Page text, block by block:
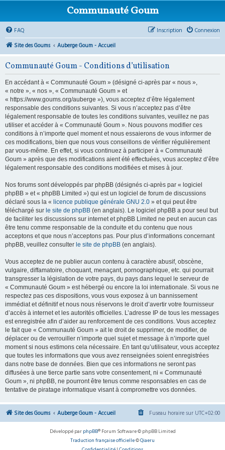
Communauté Goum
FAQ Connexion
Inscription
Site des Goums
Auberge Goum - Accueil
Communauté Goum - Conditions d’utilisation
En accédant à « Communauté Goum » (désigné ci-après par « nous »,
« notre », « nos », « Communauté Goum » et
« https://www.goums.org/auberge »), vous acceptez d’être légalement
responsable des conditions suivantes. Si vous n’acceptez pas d’être
légalement responsable de toutes les conditions suivantes, veuillez ne pas
utiliser et accéder à « Communauté Goum ». Nous pouvons modifier ces
conditions à n’importe quel moment et nous essaierons de vous informer de
ces modifications, bien que nous vous conseillons de vérifier régulièrement
par vous-même. En effet, si vous continuez à participer à « Communauté
Goum » après que des modifications aient été effectuées, vous acceptez d’être
légalement responsable des conditions modifiées et mises à jour.
Nos forums sont développés par phpBB (désignés ci-après par « logiciel
phpBB » et « phpBB Limited ») qui est un logiciel de forum de discussions
déclaré sous la « licence publique générale GNU 2.0 » et qui peut être
téléchargé sur le site de phpBB (en anglais). Le logiciel phpBB a pour seul but
de faciliter les discussions sur internet et phpBB Limited ne peut en aucun cas
être tenu comme responsable de la conduite et du contenu que nous
acceptons et que nous n’acceptons pas. Pour plus d’informations concernant
phpBB, veuillez consulter le site de phpBB (en anglais).
Vous acceptez de ne publier aucun contenu à caractère abusif, obscène,
vulgaire, diffamatoire, choquant, menaçant, pornographique, etc. qui pourrait
transgresser la législation de votre pays, du pays dans lequel le serveur de
« Communauté Goum » est hébergé ou encore la loi internationale. Si vous ne
respectez pas ces dispositions, vous vous exposez à un bannissement
immédiat et définitif et nous nous réservons le droit d’avertir votre fournisseur
d’accès à internet et les autorités officielles. L’adresse IP de tous les messages
est enregistrée afin d’aider au renforcement de ces conditions. Vous acceptez
le fait que « Communauté Goum » ait le droit de supprimer, de modifier, de
déplacer ou de verrouiller n’importe quel sujet et message à n’importe quel
moment si nous estimons cela nécessaire. En tant qu’utilisateur, vous acceptez
que toutes les informations que vous avez renseignées soient enregistrées
dans notre base de données. Bien que ces informations ne seront pas
diffusées à une tierce partie sans votre consentement, ni « Communauté
Goum », ni phpBB, ne pourront être tenus comme responsables en cas de
tentative de piratage informatique visant à compromettre vos données.
Site des Goums Auberge Goum - Accueil Fuseau horaire sur UTC+02:00
Développé par phpBB® Forum Software © phpBB Limited
Traduction française officielle©Qiaeru